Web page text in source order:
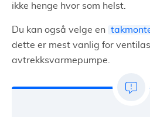
ikke henge hvor som helst.
Du kan også velge en
dette er mest vanlig for
avtrekksvarmepumpe.